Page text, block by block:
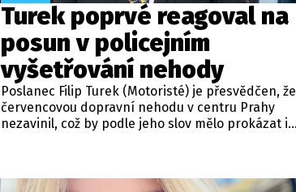
Turek poprvé reagoval na
posun v policejním
vyšetřování nehody
Poslanec Filip Turek (Motoristé) je přesvědčen, že
červencovou dopravní nehodu v centru Prahy
nezavinil, což by podle jeho slov mělo prokázat i